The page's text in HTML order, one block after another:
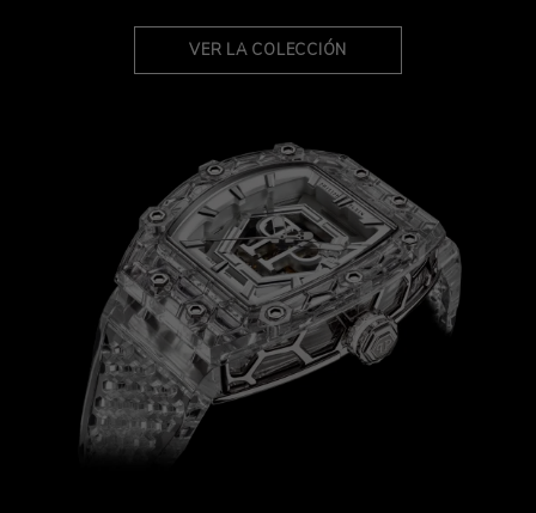
VER LA COLECCIÓN